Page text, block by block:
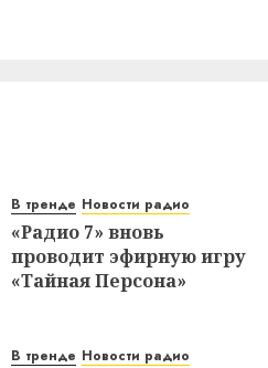
В тренде Новости радио
«Радио 7» вновь
проводит эфирную игру
«Тайная Персона»
В тренде Новости радио